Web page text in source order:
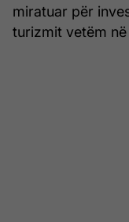
miratuar për
turizmit vetëm